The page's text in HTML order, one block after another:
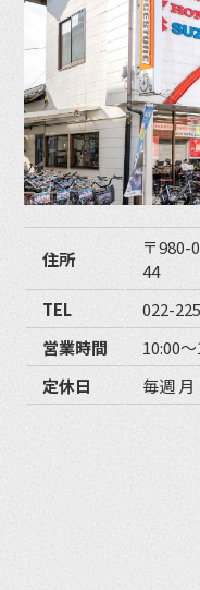
住所
〒980-
44
TEL
022-
営業時間
10:00
定休日
毎週 月